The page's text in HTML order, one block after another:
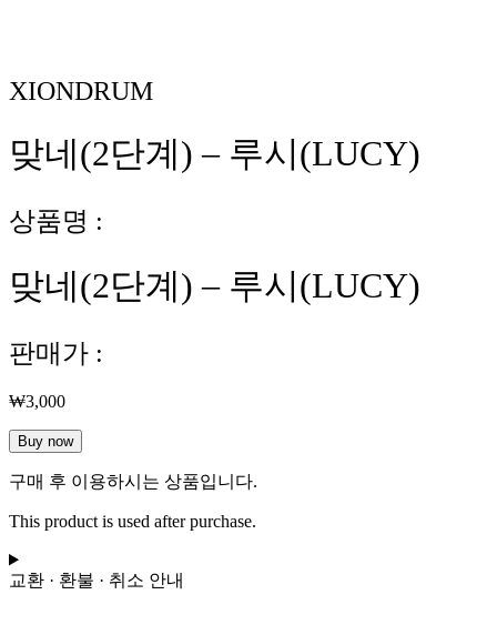
XIONDRUM
맞네(2단계) – 루시(LUCY)
상품명 :
맞네(2단계) – 루시(LUCY)
판매가 :
₩3,000
맞
(2
계)
-
루
Buy now
구매 후 이용하시는 상품입니다.
This product is used after purchase.
교환 · 환불 · 취소 안내